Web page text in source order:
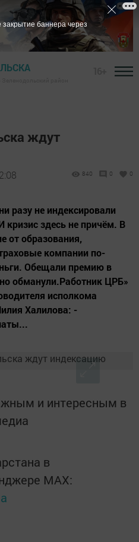
ждут
840 0 0
разу не индексировали
кризис здесь не причём. В
от образования,
компании по-
Обещали премию в
обманули.Работник ЦРБ»
исполкома
Халилова: -
и интересным в
в
MАХ:
закрытие баннера через